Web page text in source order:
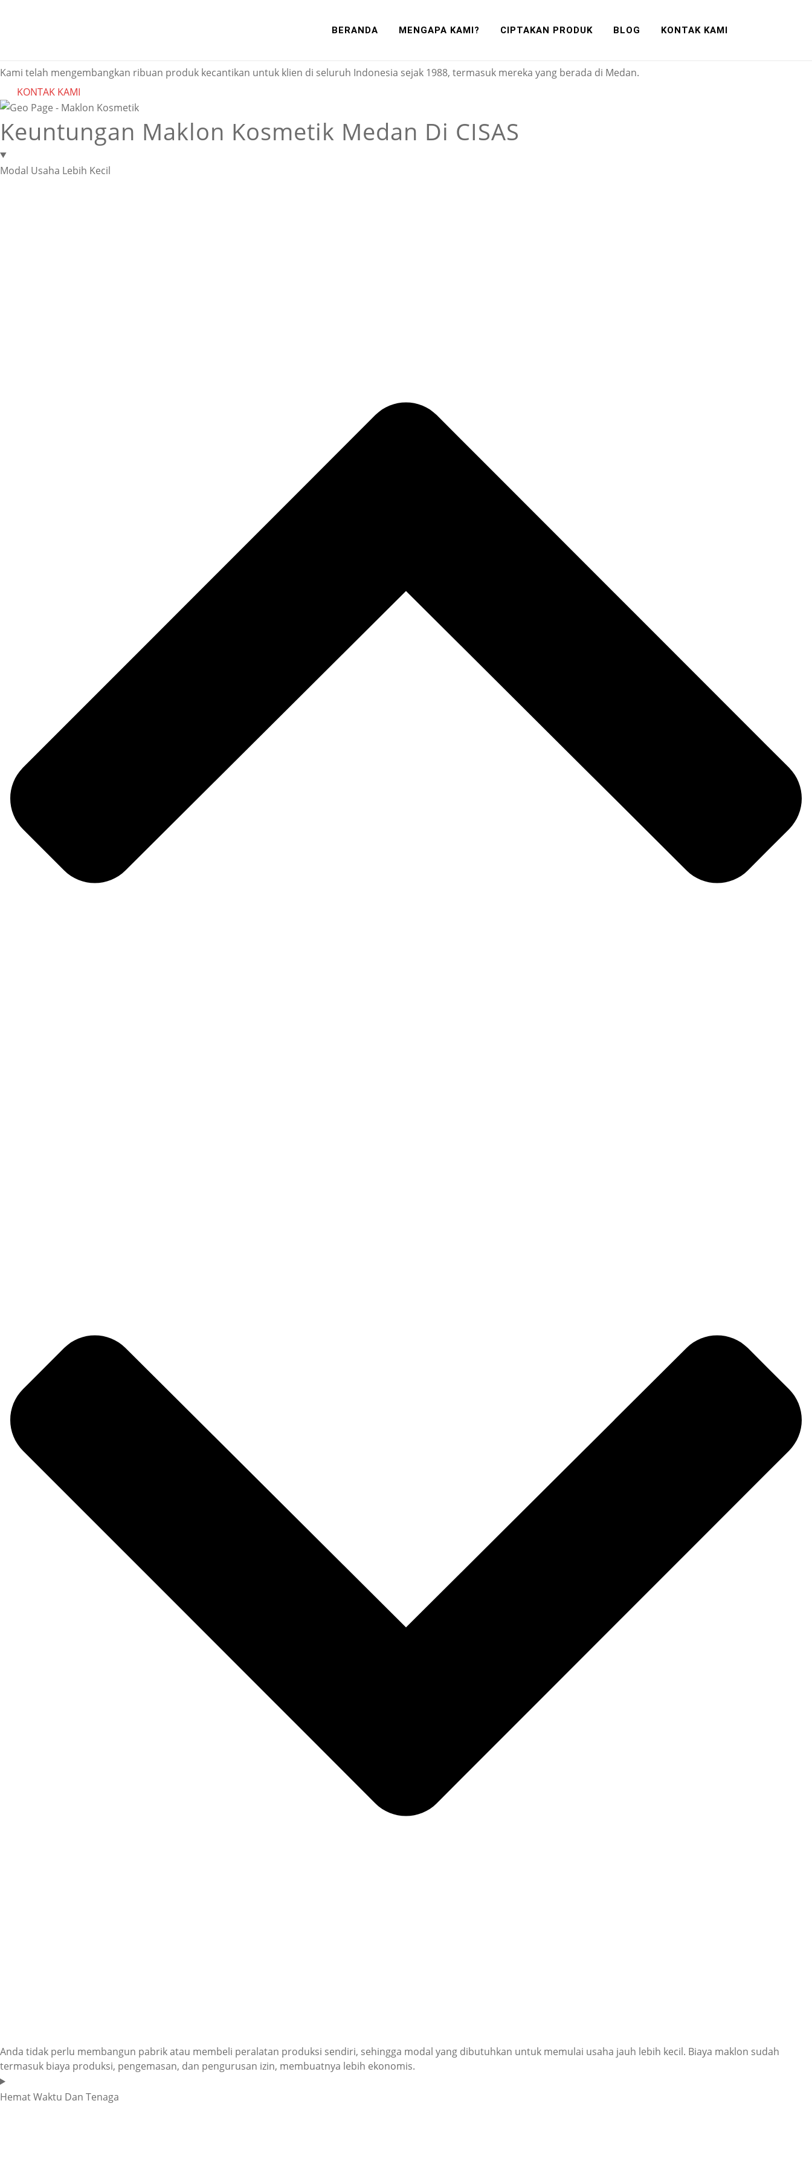
BERANDA MENGAPA KAMI? CIPTAKAN PRODUK BLOG KONTAK KAMI
Melayani Maklon Kosmetik Medan
Kami telah mengembangkan ribuan produk kecantikan untuk klien di seluruh Indonesia sejak 1988, termasuk mereka yang berada di Medan.
KONTAK KAMI
Keuntungan Maklon Kosmetik Medan Di CISAS
Modal Usaha Lebih Kecil
Anda tidak perlu membangun pabrik atau membeli peralatan produksi sendiri, sehingga modal yang dibutuhkan untuk memulai usaha jauh lebih kecil. Biaya maklon sudah
termasuk biaya produksi, pengemasan, dan pengurusan izin, membuatnya lebih ekonomis.
Hemat Waktu Dan Tenaga